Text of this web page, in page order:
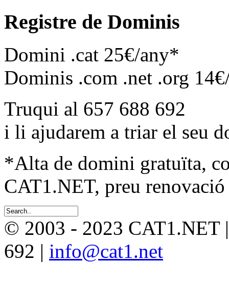
Registre de Dominis
Domini .cat 25€/any*
Dominis .com .net .org
Truqui al 657 688 692
i li ajudarem a triar el seu
*Alta de domini gratuïta,
CAT1.NET, preu
© 2003 - 2023 CAT1.NET
692 | info@cat1.net